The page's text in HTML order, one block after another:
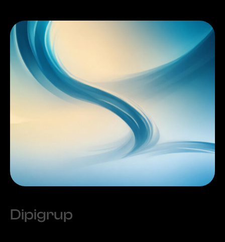
Dipigrup